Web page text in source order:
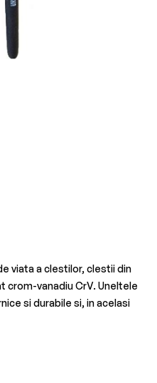
viata a clestilor, clestii din
crom-vanadiu CrV. Uneltele
si durabile si, in acelasi